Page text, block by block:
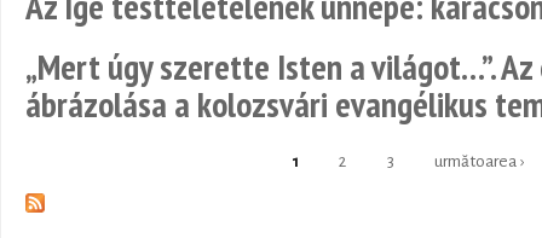
„Mert úgy szerette Isten a világot…”.
ábrázolása a kolozsvári evangélikus
1 2 3 următoarea ›